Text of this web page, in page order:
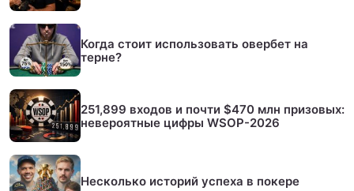
Когда стоит использовать овербет на
терне?
251,899 входов и почти $470 млн призовых:
невероятные цифры WSOP-2026
Несколько историй успеха в покере